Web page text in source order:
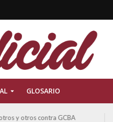
GLOSARIO
y otros contra GCBA